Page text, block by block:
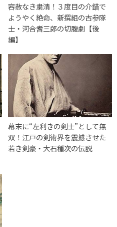
容赦なき粛清！３度目の介錯で
ようやく絶命、新撰組の古参隊
士・河合耆三郎の切腹劇【後
編】
幕末に“左利きの剣士”として無
双！江戸の剣術界を震撼させた
若き剣豪・大石種次の伝説